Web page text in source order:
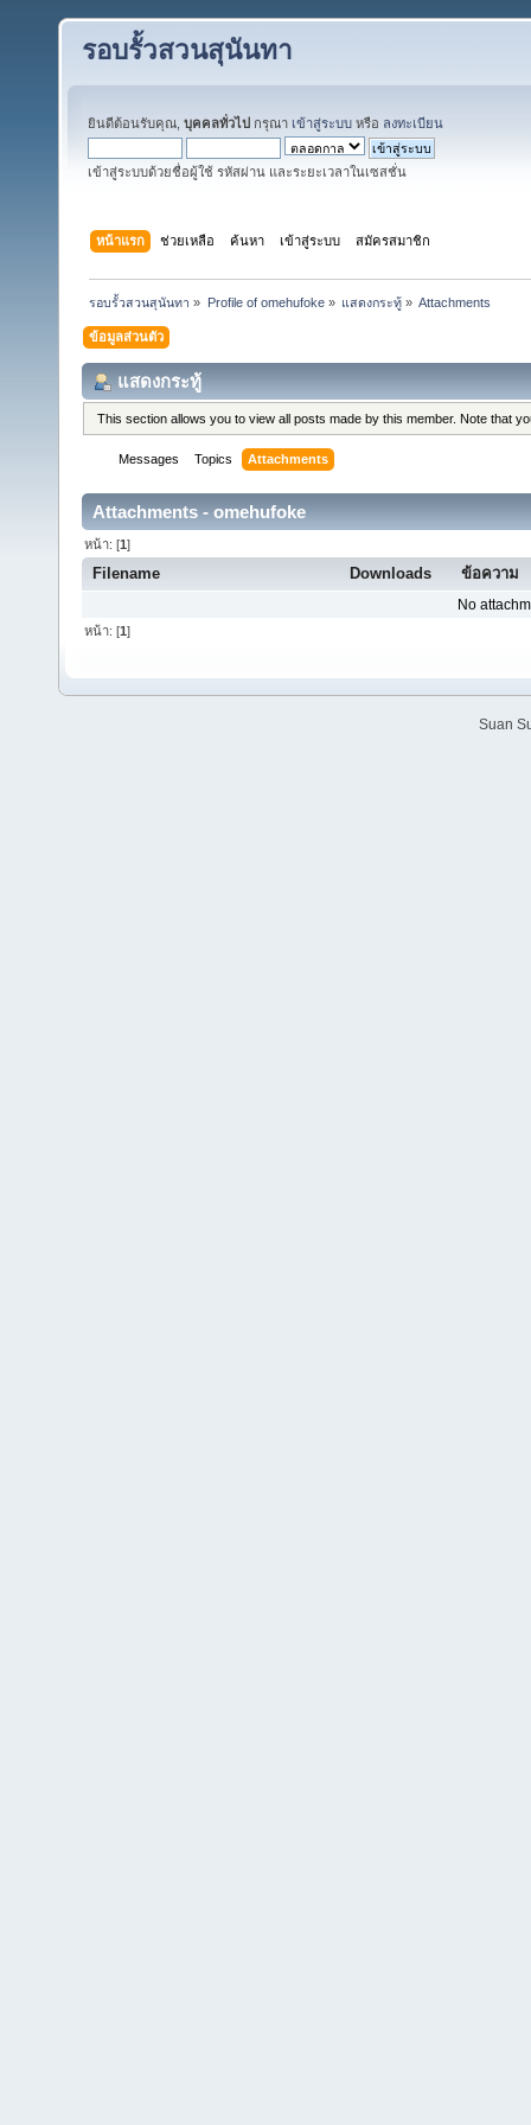
รอบรั้วสวนสุนันทา
ยินดีต้อนรับคุณ, บุคคลทั่วไป กรุณา เข้าสู่ระบบ หรือ ลงทะเบียน
เข้าสู่ระบบด้วยชื่อผู้ใช้ รหัสผ่าน และระยะเวลาในเซสชั่น
หน้าแรก ช่วยเหลือ ค้นหา เข้าสู่ระบบ สมัครสมาชิก
รอบรั้วสวนสุนันทา » Profile of omehufoke» แสดงกระทู้» Attachments
ข้อมูลส่วนตัว
แสดงกระทู้
This section allows you to view all posts made by this member. Note that
Messages Topics Attachments
Attachments - omehufoke
หน้า: [1]
Filename Downloads ข้อความ
No
หน้า: [1]
Suan